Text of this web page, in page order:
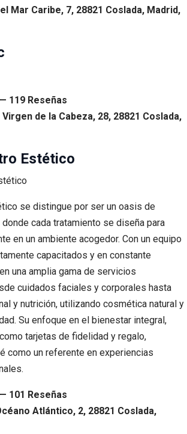
Mar Caribe, 7, 28821 Coslada, Madrid,
119 Reseñas
de la Cabeza, 28, 28821 Coslada,
Estético
se distingue por ser un oasis de
cada tratamiento se diseña para
en un ambiente acogedor. Con un equipo
capacitados y en constante
una amplia gama de servicios
cuidados faciales y corporales hasta
y nutrición, utilizando cosmética natural y
Su enfoque en el bienestar integral,
tarjetas de fidelidad y regalo,
como un referente en experiencias
101 Reseñas
Atlántico, 2, 28821 Coslada,